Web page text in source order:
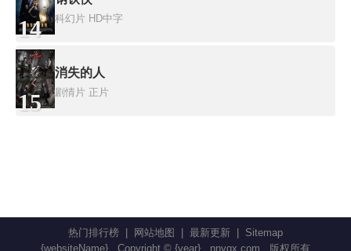
14 科幻片 HD中字
15
消失的人
剧情片 正片
热门排行榜 网站地图 最新更新
Sitemap
{websiteName}
Copyright © {year} nnyqx.com 版权所有